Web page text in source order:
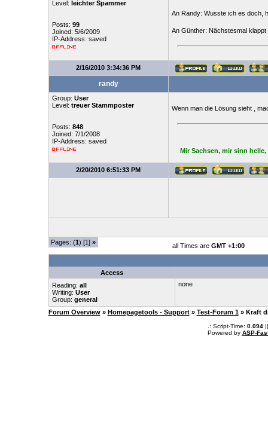
Level: leichter Spammer
Posts: 99
Joined: 5/6/2009
IP-Address: saved
An Randy: Wusste ich es doch,
An Günther: Nächstesmal
2/16/2010 3:34:36 PM
randy
Group: User
Level: treuer Stammposter
Posts: 848
Joined: 7/1/2008
IP-Address: saved
Wenn man die Lösung sieht ,
Mir Sachsen, mir sinn
2/20/2010 6:51:33 PM
Pages: (1) [1] » all Times are GMT +1:00
Access
Reading: all
Writing: User
Group: general
none
Forum Overview » Homepagetools - Support » Test-Forum 1 » Kraft
.: Script-Time: 0.094||
Powered by ASP-